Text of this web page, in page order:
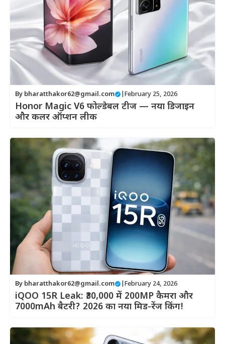
By bharatthakor62@gmail.com February 25, 2026
Honor Magic V6 फोल्डेबल टीज — नया डिजाइन
और कलर ऑप्शन लीक
By bharatthakor62@gmail.com February 24, 2026
iQOO 15R Leak: ₹30,000 में 200MP कैमरा और
7000mAh बैटरी? 2026 का नया मिड-रेंज किंग!